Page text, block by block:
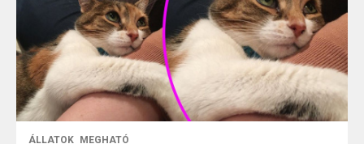
ÁLLATOK MEGHATÓ